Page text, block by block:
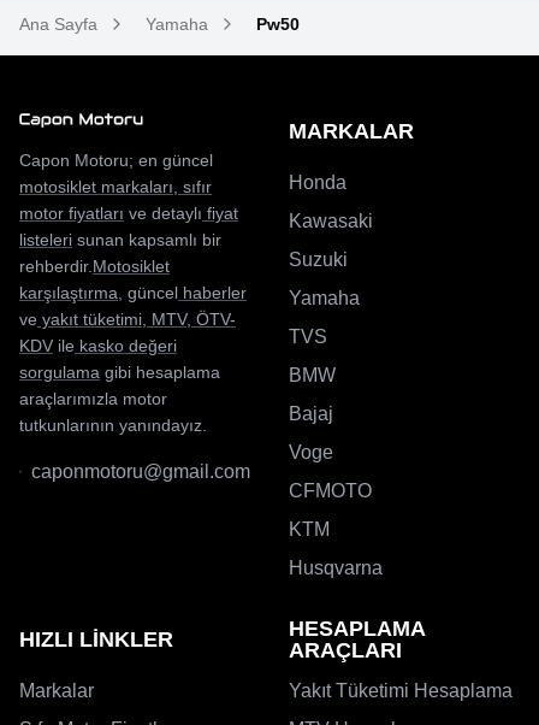
Ana Sayfa Yamaha Pw50
Capon Motoru; en güncel
motosiklet markaları sıfır
motor fiyatları ve detaylı fiyat
listeleri sunan kapsamlı bir
rehberdir. Motosiklet
karşılaştırma , güncel haberler
ve yakıt tüketimi MTV, ÖTV-
KDV ile kasko değeri
sorgulama gibi hesaplama
araçlarımızla motor
tutkunlarının yanındayız.
caponmotoru@gmail.com
MARKALAR
Honda
Kawasaki
Suzuki
Yamaha
TVS
BMW
Bajaj
Voge
CFMOTO
KTM
Husqvarna
HIZLI LİNKLER
Markalar
HESAPLAMA
ARAÇLARI
Yakıt Tüketimi Hesaplama